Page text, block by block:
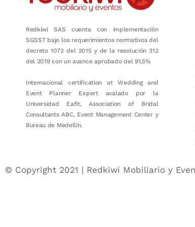
Redkiwi SAS cuenta con implementación
SGSST bajo los requerimientos normativos del
decreto 1072 del 2015 y de la resolución 312
del 2019 con un avance aprobado del 91,5%
Internacional certification at Wedding and
Event Planner Expert avalado por la
Universidad Eafit, Association of Bridal
Consultants ABC, Event Management Center y
Bureau de Medellín.
© Copyright 2021 | Redkiwi Mobiliario y